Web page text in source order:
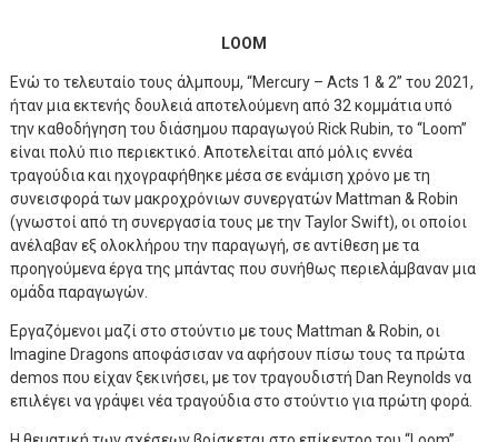
LOOM
Ενώ το τελευταίο τους άλμπουμ, “Mercury – Acts 1 & 2” του 2021,
ήταν μια εκτενής δουλειά αποτελούμενη από 32 κομμάτια υπό
την καθοδήγηση του διάσημου παραγωγού Rick Rubin, το “Loom”
είναι πολύ πιο περιεκτικό. Αποτελείται από μόλις εννέα
τραγούδια και ηχογραφήθηκε μέσα σε ενάμιση χρόνο με τη
συνεισφορά των μακροχρόνιων συνεργατών Mattman & Robin
(γνωστοί από τη συνεργασία τους με την Taylor Swift), οι οποίοι
ανέλαβαν εξ ολοκλήρου την παραγωγή, σε αντίθεση με τα
προηγούμενα έργα της μπάντας που συνήθως περιελάμβαναν μια
ομάδα παραγωγών.
Εργαζόμενοι μαζί στο στούντιο με τους Mattman & Robin, οι
Imagine Dragons αποφάσισαν να αφήσουν πίσω τους τα πρώτα
demos που είχαν ξεκινήσει, με τον τραγουδιστή Dan Reynolds να
επιλέγει να γράψει νέα τραγούδια στο στούντιο για πρώτη φορά.